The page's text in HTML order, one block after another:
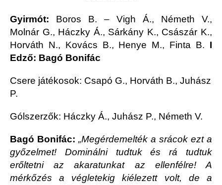
Gyirmót: Boros B. – Vigh Á., Németh V.,
Molnár G., Háczky Á., Sárkány K., Császár K.,
Horváth N., Kovács B., Henye M., Finta B. I
Edző: Bagó Bonifác
Csere játékosok: Csapó G., Horváth B., Juhász
P.
Gólszerzők: Háczky Á., Juhász P., Németh V.
Bagó Bonifác: „Megérdemelték a srácok ezt a
győzelmet! Dominálni tudtuk és rá tudtuk
erőltetni az akaratunkat az ellenfélre! A
mérkőzés a végletekig kiélezett volt, de a